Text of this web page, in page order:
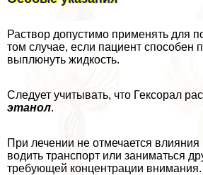
Раствор допустимо применять для
том случае, если пациент способен
выплюнуть жидкость.
Следует учитывать, что Гексорал
этанол.
При лечении не отмечается
водить трaнcпорт или заниматься
требующей концентрации внимания.